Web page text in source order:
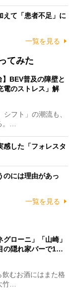
えて「患者不足」に
一覧を見る
てみた
】BEV普及の障壁と
電のストレス」解
フト」の潮流も、
。…
感した「フォレスタ
のには理由があっ
一覧を見る
グローニ」「山崎」
の隠れ家バーで1…
むお酒にはまた格
…